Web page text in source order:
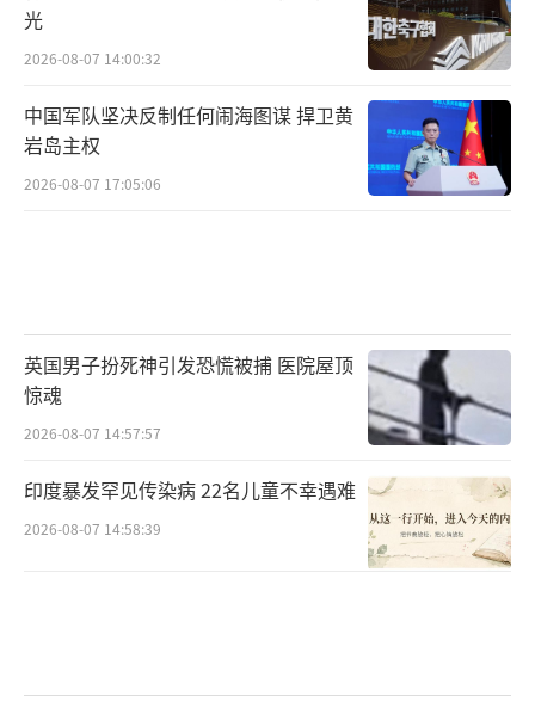
光
2026-08-07 14:00:32
中国军队坚决反制任何闹海图谋 捍卫黄
岩岛主权
2026-08-07 17:05:06
英国男子扮死神引发恐慌被捕 医院屋顶
惊魂
2026-08-07 14:57:57
印度暴发罕见传染病 22名儿童不幸遇难
2026-08-07 14:58:39